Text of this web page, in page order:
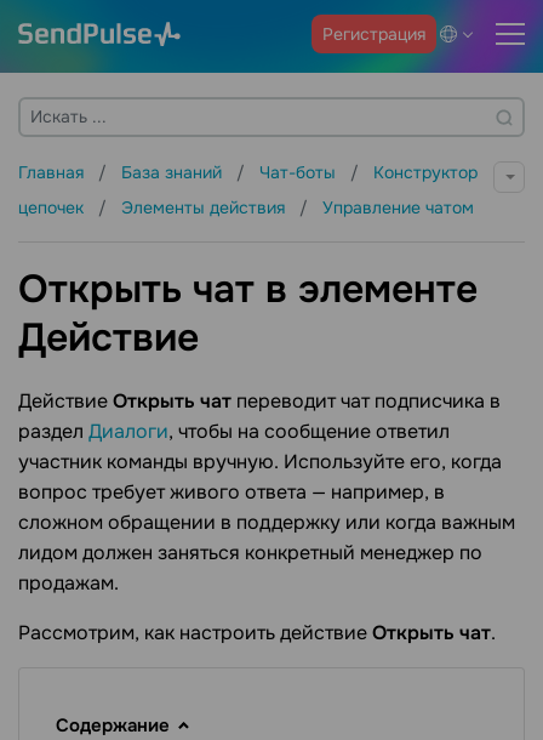
Регистрация
Главная База знаний Чат-боты
Конструктор
цепочек
Элементы действия Управление чатом
Открыть чат в элементе
Действие
ДействиеОткрыть чат переводит чат подписчика в
раздел Диалоги, чтобы на сообщение ответил
участник команды вручную. Используйте его, когда
вопрос требует живого ответа — например, в
сложном обращении в поддержку или когда важным
лидом должен заняться конкретный менеджер по
продажам.
Рассмотрим, как настроить действиеОткрыть чат.
Содержание